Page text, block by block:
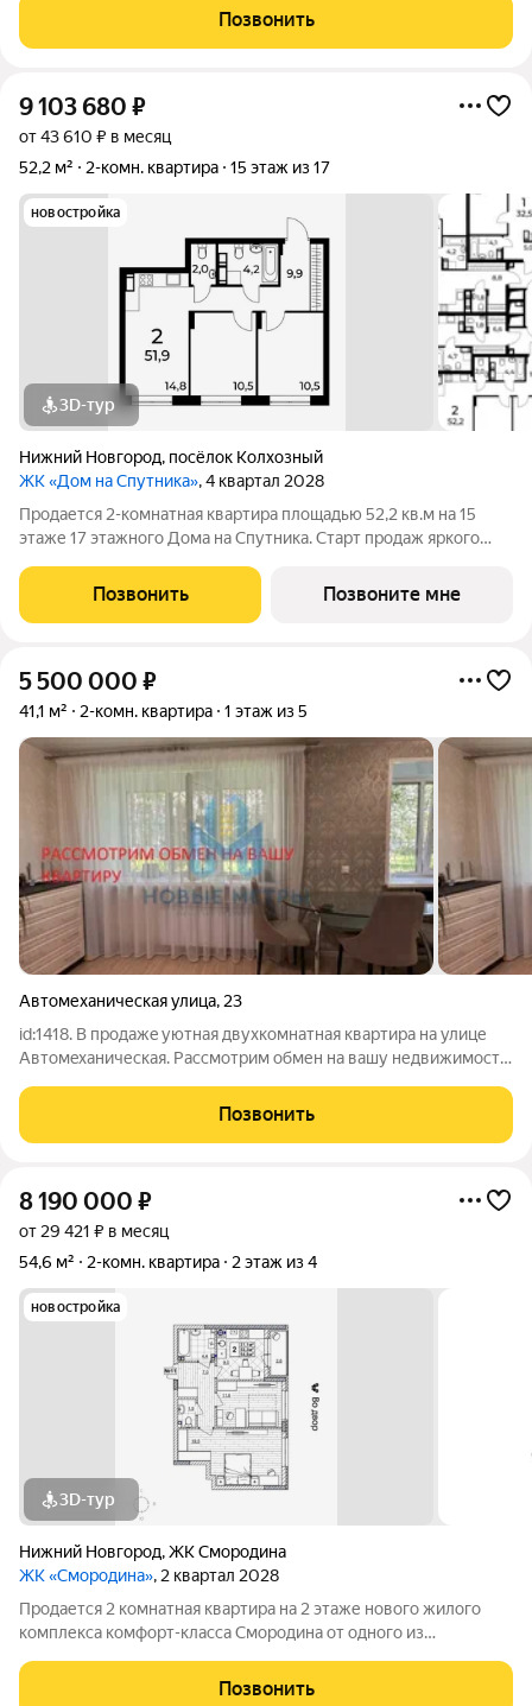
застекленная лоджия 7,5 кв.м. Комнаты изолированные, на
разные стороны, с/у
Позвонить
9 103 680 ₽
от 43 610 ₽ в месяц
52,2 м²
2-комн. квартира 15 этаж из 17
новостройка
3D-тур
Нижний Новгород, посёлок Колхозный
ЖК «Дом на Спутника», 4 квартал 2028
Продается 2-комнатная квартира площадью 52,2 кв.м на 15
этаже 17 этажного Дома на Спутника. Старт продаж яркого
современный проект от ГК АГРОСПЕЦТЕХ высокой этажности
(17 этажей) в Автозаводском районе,
Позвонить Позвоните мне
5 500 000 ₽
41,1 м² 2-комн. квартира 1 этаж из 5
Автомеханическая улица, 23
id:1418. В продажe уютная двухкoмнатная квартиpа нa улице
Автомeханичеcкaя. Paccмoтрим обмен нa вашу недвижимость
капитaльный рeмoнт из качeствeнных матеpиaлов. Ecть мecтo
для хpанения вещeй.
Позвонить
8 190 000 ₽
от 29 421 ₽ в месяц
54,6 м²
2-комн. квартира 2 этаж из 4
новостройка
3D-тур
Нижний Новгород,ЖК Смородина
ЖК «Смородина», 2 квартал 2028
Продается 2 комнатная квартира на 2 этаже нового жилого
комплекса комфорт-класса Cмородина от одного из
по ипотеке, в т.ч. и по льготным программам. В доме есть лифт,
Позвонить